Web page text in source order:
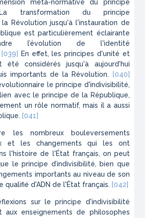
méta-normative du principe
La transformation du principe
Révolution jusqu'à l'instauration de
est particulièrement éclairante
l’évolution de l'identité
[039]
En effet, les principes d'unité et
été considérés jusqu'à aujourd'hui
importants de la Révolution.
[040]
le principe d'indivisibilité,
avec le principe de la République,
un rôle normatif, mais il a aussi
[041]
les nombreux bouleversements
et les changements qui les ont
l'histoire de l'État français, on peut
le principe d’indivisibilité, bien que
importants au niveau de son
qualifié d'ADN de l'État français. [042]
sur le principe d'indivisibilité
aux enseignements de philosophes